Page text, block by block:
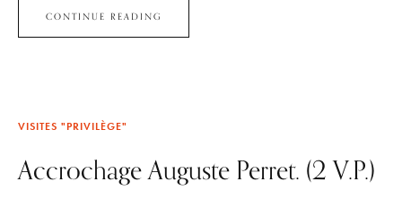
CONTINUE READING
VISITES "PRIVILÈGE"
Accrochage Auguste Perret. (2 V.P.)